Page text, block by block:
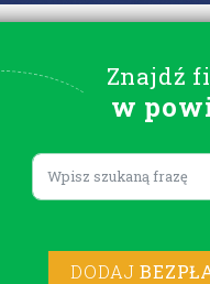
Znajdź
w
Lorem ipsum
DODAJ